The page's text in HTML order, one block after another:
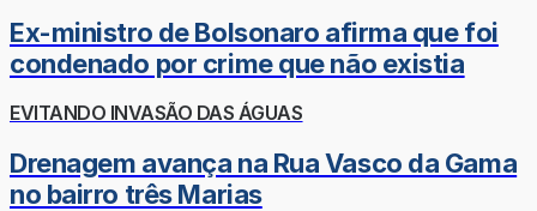
Ex-ministro de Bolsonaro afirma que foi
condenado por crime que não existia
EVITANDO INVASÃO DAS ÁGUAS
Drenagem avança na Rua Vasco da Gama
no bairro três Marias